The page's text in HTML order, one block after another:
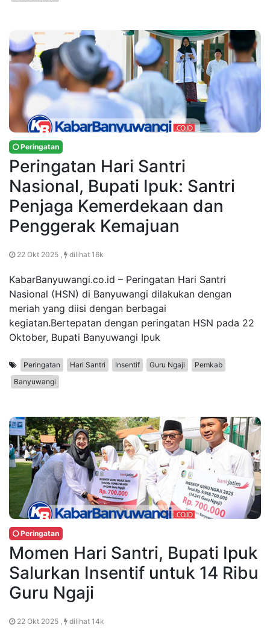
Peringatan
Peringatan Hari Santri
Nasional, Bupati Ipuk: Santri
Penjaga Kemerdekaan dan
Penggerak Kemajuan
22 Okt 2025 , dilihat 16k
KabarBanyuwangi.co.id – Peringatan Hari Santri
Nasional (HSN) di Banyuwangi dilakukan dengan
meriah yang diisi dengan berbagai
kegiatan.Bertepatan dengan peringatan HSN pada 22
Oktober, Bupati Banyuwangi Ipuk
Peringatan Hari Santri Insentif Guru Ngaji
Pemkab
Banyuwangi
Peringatan
Momen Hari Santri, Bupati Ipuk
Salurkan Insentif untuk 14 Ribu
Guru Ngaji
22 Okt 2025 , dilihat 14k